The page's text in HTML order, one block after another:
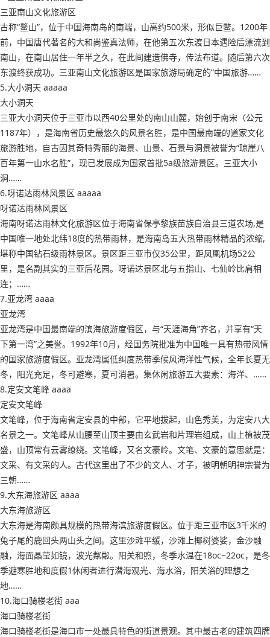
三亚南山文化旅游区
古称“鳌山”，位于中国海南岛的南端，山高约500米，形似巨鳖。1200年
前，中国唐代著名的大和尚鉴真法师，在他第五次东渡日本遇险后漂流到
南山，在南山居住一年半之久，在此间建造佛寺，传法布道。随后第六次
东渡终获成功。三亚南山文化旅游区是国家旅游局确定的“中国旅游……
5.大小洞天 aaaaa
大小洞天
三亚大小洞天位于三亚市以西40公里处的南山山麓，始创于南宋（公元
1187年），是海南省历史最悠久的风景名胜，是中国最南端的道家文化
旅游胜地，自古因其奇特秀丽的海景、山景、石景与洞景被誉为“琼崖八
百年第一山水名胜”，现已发展成为国家首批5a级旅游景区。三亚大小
洞……
6.呀诺达雨林风景区 aaaaa
呀诺达雨林风景区
海南呀诺达雨林文化旅游区位于海南省保亭黎族苗族自治县三道农场,是
中国唯一地处北纬18度的热带雨林，是海南岛五大热带雨林精品的浓缩,
堪称中国钻石级雨林景区。景区距三亚市仅35公里，距凤凰机场52公
里，是名副其实的三亚后花园。呀诺达景区北与五指山、七仙岭比肩相
连；……
7.亚龙湾 aaaa
亚龙湾
亚龙湾是中国最南端的滨海旅游度假区，与“天涯海角”齐名，并享有“天
下第一湾”之美誉。1992年10月，经国务院批准为中国唯一具有热带风情
的国家旅游度假区。亚龙湾属低纠度热带季候风海洋性气候，全年长夏无
冬，阳光充足，冬可避寒，夏可消暑。集休闲旅游五大要素：海洋、……
8.定安文笔峰 aaaa
定安文笔峰
文笔峰，位于海南省定安县的中部，它平地拔起，山色秀美，为定安八大
名景之一。文笔峰从山腰至山顶主要由玄武岩和片理岩组成，山上植被茂
盛，山顶常有云雾缭绕。文笔峰，又名文豪岭。文笔、文豪的意思就是：
文采、有文采的人。古代这里出了不少的文人、才子，被明朝明神宗誉为
三朝……
9.大东海旅游区 aaaa
大东海旅游区
大东海是海南颇具规模的热带海滨旅游度假区。位于距三亚市区3千米的
兔子尾的鹿回头两山头之间。这里沙滩平缓，沙滩上椰树婆娑，金沙融
融，海面晶莹如镜，波光粼粼。阳关和煦，冬季水温在18oc~22oc，是冬
季避寒胜地和度假1休闲者进行潜海观光、海水浴，阳关浴的理想之
地……
10.海口骑楼老街 aaa
海口骑楼老街
海口骑楼老街是海口市一处最具特色的街道景观。其中最古老的建筑四牌